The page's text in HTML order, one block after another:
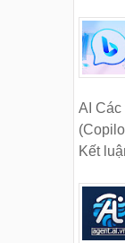
AI Các
Kết